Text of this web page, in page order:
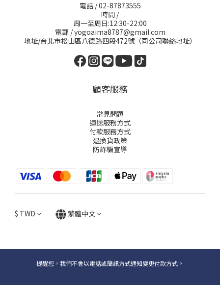
電話 / 02-87873555
時間 /
周一至周日:12:30-22:00
電郵 / yogoaima8787@gmail.com
地址/台北市松山區八德路四段472號（同公司聯絡地址）
顧客服務
常見問題
運送服務方式
付款服務方式
退換貨政策
防詐騙宣導
$ TWD 繁體中文
提醒您，我們不會以電話或簡訊方式通知變更付款方式。